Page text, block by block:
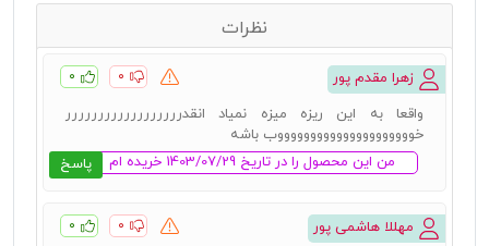
نظرات
زهرا مقدم پور ۰ ۰
پاسخ
واقعا به این ریزه میزه نمیاد انقدرررررررررررررررررر
خوووووووووووووووووووووب باشه
من این محصول را در تاریخ 1403/07/29 خریده ام
مهللا هاشمی پور ۰ ۰